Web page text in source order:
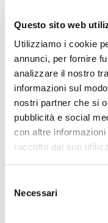
Questo sito web
Utilizziamo i cookie
annunci, per fornire
analizzare il nostro
informazioni sul
nostri partner che si
pubblicità e social
con altre
raccolto dal suo
delNecessari